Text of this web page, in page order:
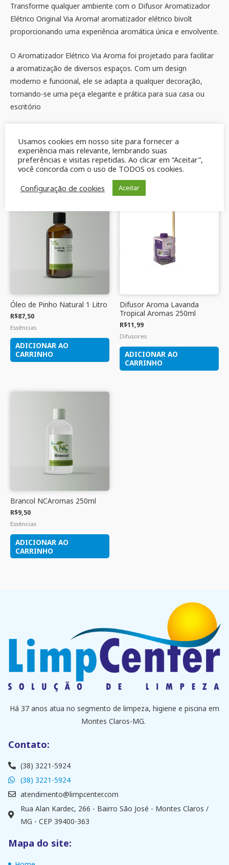
Transforme qualquer ambiente com o Difusor Aromatizador
Elétrico Original Via Aroma! aromatizador elétrico bivolt
proporcionando uma experiência aromática única e envolvente.
O Aromatizador Elétrico Via Aroma foi projetado para facilitar
a aromatização de diversos espaços. Com um design
moderno e funcional, ele se adapta a qualquer decoração,
tornando-se uma peça elegante e prática para sua casa ou
escritório
Produtos relacionados
Óleo de Pinho Natural 1 Litro
R$87,50
Essências
ADICIONAR AO
CARRINHO
Difusor Aroma Lavanda
Tropical Aromas 250ml
R$11,99
Difusores
ADICIONAR AO
CARRINHO
Brancol NCAromas 250ml
R$9,50
Essências
ADICIONAR AO
CARRINHO
Há 37 anos atua no segmento de limpeza, higiene e piscina em
Montes Claros-MG.
Contato:
(38) 3221-5924
(38) 3221-5924
atendimento@limpcenter.com
Rua Alan Kardec, 266 - Bairro São José - Montes Claros /
MG - CEP 39400-363
Mapa do site:
Usamos cookies em nosso site para fornecer a
experiência mais relevante, lembrando suas
preferências e visitas repetidas. Ao clicar em “Aceitar”,
você concorda com o uso de TODOS os cookies.
Configuração de cookies
Aceitar